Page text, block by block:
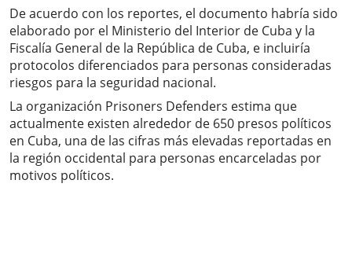
De acuerdo con los reportes, el documento habría sido
elaborado por el Ministerio del Interior de Cuba y la
Fiscalía General de la República de Cuba, e incluiría
protocolos diferenciados para personas consideradas
riesgos para la seguridad nacional.
La organización Prisoners Defenders estima que
actualmente existen alrededor de 650 presos políticos
en Cuba, una de las cifras más elevadas reportadas en
la región occidental para personas encarceladas por
motivos políticos.